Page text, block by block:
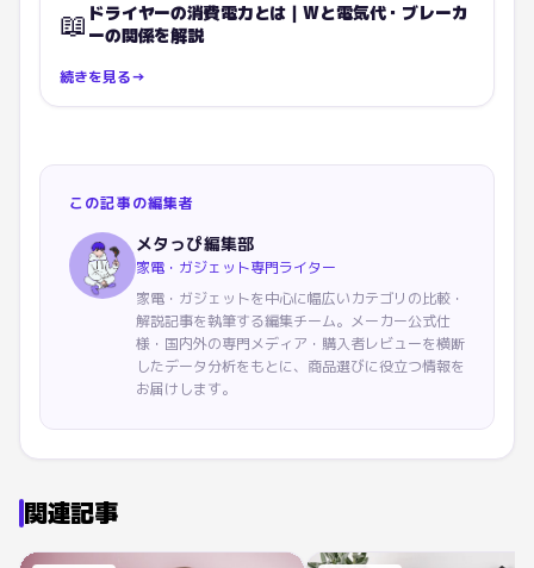
📖 ドライヤーの消費電力とは｜Wと電気代・ブレーカ
ーの関係を解説
続きを見る→
この記事の編集者
メタっぴ編集部
家電・ガジェット専門ライター
家電・ガジェットを中心に幅広いカテゴリの比較・
解説記事を執筆する編集チーム。メーカー公式仕
様・国内外の専門メディア・購入者レビューを横断
したデータ分析をもとに、商品選びに役立つ情報を
お届けします。
関連記事